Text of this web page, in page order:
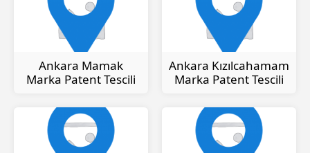
Ankara Mamak
Marka Patent Tescili
Ankara Kızılcahamam
Marka Patent Tescili